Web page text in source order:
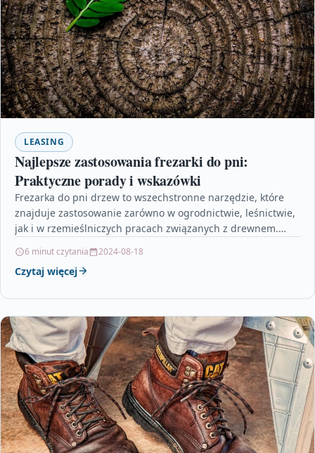
LEASING
Najlepsze zastosowania frezarki do pni:
Praktyczne porady i wskazówki
Frezarka do pni drzew to wszechstronne narzędzie, które
znajduje zastosowanie zarówno w ogrodnictwie, leśnictwie,
jak i w rzemieślniczych pracach związanych z drewnem.
6 minut czytania 2024-08-18
Czytaj więcej